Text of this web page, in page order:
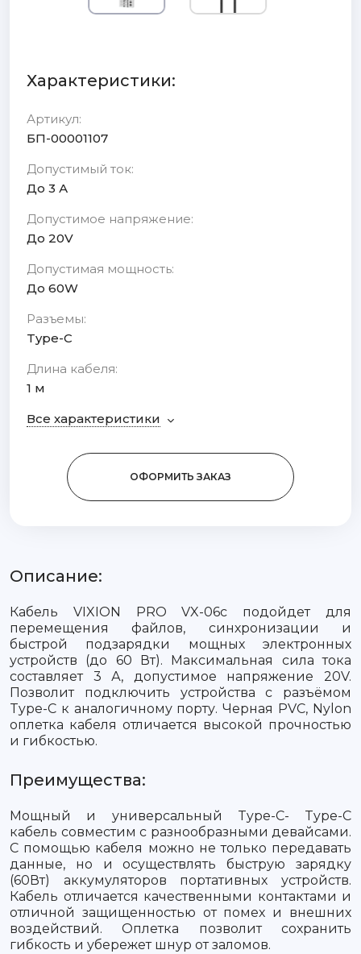
Характеристики:
Артикул:
БП-00001107
Допустимый ток:
До 3 А
Допустимое напряжение:
До 20V
Допустимая мощность:
До 60W
Разъемы:
Type-C
Длина кабеля:
1 м
Все характеристики
ОФОРМИТЬ ЗАКАЗ
Описание:
Кабель VIXION PRO VX-06с подойдет для
перемещения файлов, синхронизации и
быстрой подзарядки мощных электронных
устройств (до 60 Вт). Максимальная сила тока
составляет 3 А, допустимое напряжение 20V.
Позволит подключить устройства с разъёмом
Type-C к аналогичному порту. Черная PVC, Nylon
оплетка кабеля отличается высокой прочностью
и гибкостью.
Преимущества:
Мощный и универсальный Type-C- Type-C
кабель совместим с разнообразными девайсами.
С помощью кабеля можно не только передавать
данные, но и осуществлять быструю зарядку
(60Вт) аккумуляторов портативных устройств.
Кабель отличается качественными контактами и
отличной защищенностью от помех и внешних
воздействий. Оплетка позволит сохранить
гибкость и убережет шнур от заломов.